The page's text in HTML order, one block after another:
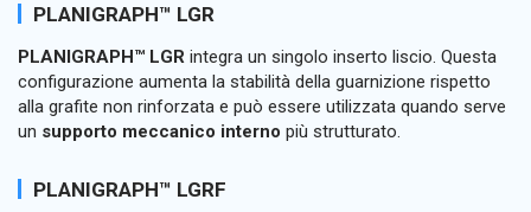
PLANIGRAPH™ LGR
PLANIGRAPH™ LGR integra un singolo inserto liscio. Questa
configurazione aumenta la stabilità della guarnizione rispetto
alla grafite non rinforzata e può essere utilizzata quando serve
un supporto meccanico interno più strutturato.
PLANIGRAPH™ LGRF